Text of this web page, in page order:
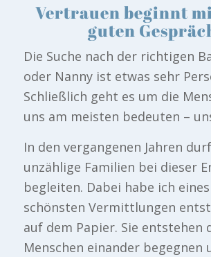
Vertrauen beginnt
guten
Die Suche nach der richtigen
oder Nanny ist etwas sehr
Schließlich geht es um die
uns am meisten bedeuten –
In den vergangenen Jahren
unzählige Familien bei dieser
begleiten. Dabei habe ich
schönsten Vermittlungen
auf dem Papier. Sie entstehen
Menschen einander begegnen